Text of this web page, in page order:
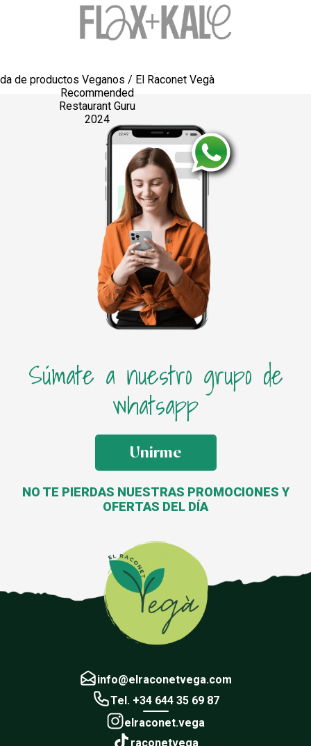
de productos Veganos / El Raconet Vegà
Recommended
Restaurant Guru
2024
Súmate a nuestro grupo de
whatsapp
Unirme
NO TE PIERDAS NUESTRAS PROMOCIONES Y
OFERTAS DEL DÍA
info@elraconetvega.com
Tel. +34 644 35 69 87
elraconet.vega
raconetvega